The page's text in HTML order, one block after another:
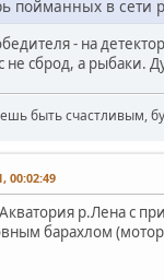
пойманных в сети
- на
не сброд, а рыбаки.
быть счастливым,
00:02:49
р.Лена с
барахлом